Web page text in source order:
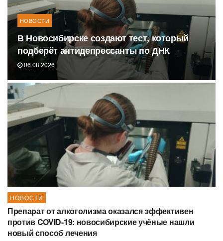
НОВОСТИ
В Новосибирске создают тест, который
подберёт антидепрессанты по ДНК
06.08.2026
НОВОСТИ
Препарат от алкоголизма оказался эффективен
против COVID-19: новосибирские учёные нашли
новый способ лечения